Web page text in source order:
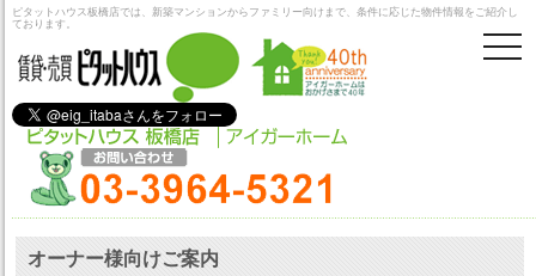
ピタットハウス板橋店では、新築マンションからファミリー向けまで、条件に応じた物件情報をご紹介し
ております。
オーナー様向けご案内